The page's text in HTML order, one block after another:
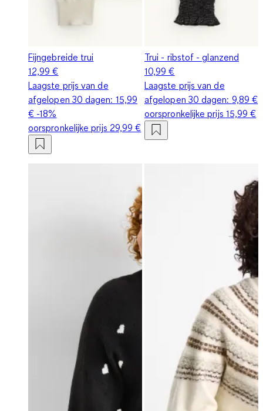
Fijngebreide trui
12,99 €
Laagste prijs van de
afgelopen 30 dagen: 15,99
€ -18%
oorspronkelijke prijs 29,99 €
Trui - ribstof - glanzend
10,99 €
Laagste prijs van de
afgelopen 30 dagen: 9,89 €
oorspronkelijke prijs 15,99 €